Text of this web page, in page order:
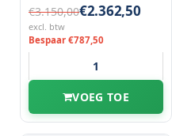
€3.150,00€2.362,50
excl. btw
Bespaar €787,50
VOEG TOE